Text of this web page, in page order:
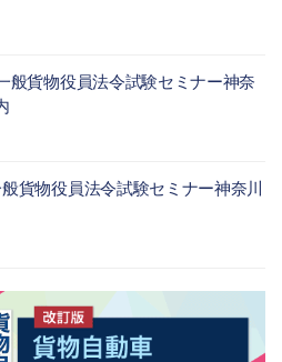
般貨物役員法令試験セミナー神奈
貨物役員法令試験セミナー神奈川